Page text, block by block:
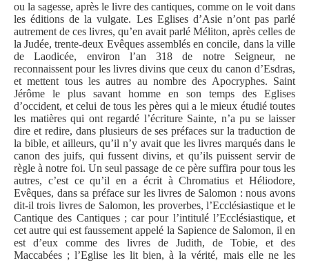
ou la sagesse, après le livre des cantiques, comme on le voit dans
les éditions de la vulgate. Les Eglises d’Asie n’ont pas parlé
autrement de ces livres, qu’en avait parlé Méliton, après celles de
la Judée, trente-deux Evêques assemblés en concile, dans la ville
de Laodicée, environ l’an 318 de notre Seigneur, ne
reconnaissent pour les livres divins que ceux du canon d’Esdras,
et mettent tous les autres au nombre des Apocryphes. Saint
Jérôme le plus savant homme en son temps des Eglises
d’occident, et celui de tous les pères qui a le mieux étudié toutes
les matières qui ont regardé l’écriture Sainte, n’a pu se laisser
dire et redire, dans plusieurs de ses préfaces sur la traduction de
la bible, et ailleurs, qu’il n’y avait que les livres marqués dans le
canon des juifs, qui fussent divins, et qu’ils puissent servir de
règle à notre foi. Un seul passage de ce père suffira pour tous les
autres, c’est ce qu’il en a écrit à Chromatius et Héliodore,
Evêques, dans sa préface sur les livres de Salomon : nous avons
dit-il trois livres de Salomon, les proverbes, l’Ecclésiastique et le
Cantique des Cantiques ; car pour l’intitulé l’Ecclésiastique, et
cet autre qui est faussement appelé la Sapience de Salomon, il en
est d’eux comme des livres de Judith, de Tobie, et des
Maccabées ; l’Eglise les lit bien, à la vérité, mais elle ne les